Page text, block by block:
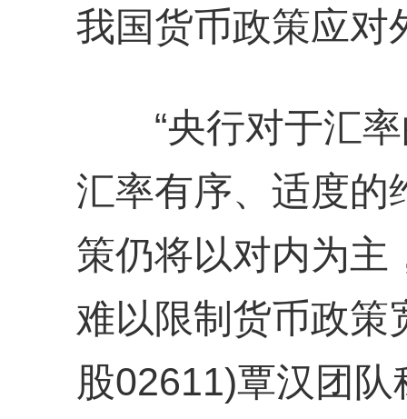
我国货币政策应对
“央行对于汇率
汇率有序、适度的
策仍将以对内为主
难以限制货币政策
股02611)覃汉团队